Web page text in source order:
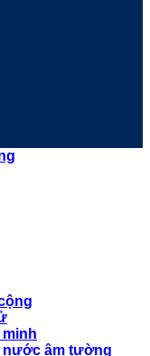
nước âm tường